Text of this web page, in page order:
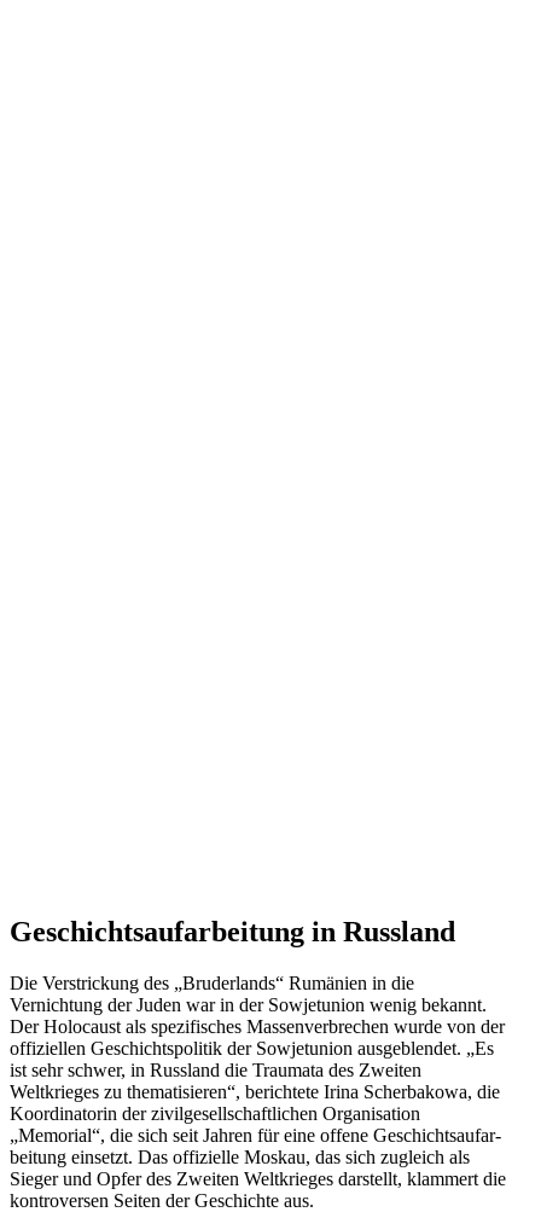
Geschichts­auf­ar­beitung in Russland
Die Verstri­ckung des „Bruder­lands“ Rumänien in die
Vernichtung der Juden war in der Sowjet­union wenig bekannt.
Der Holocaust als spezi­fi­sches Massen­ver­brechen wurde von der
offizi­ellen Geschichts­po­litik der Sowjet­union ausge­blendet. „Es
ist sehr schwer, in Russland die Traumata des Zweiten
Weltkrieges zu thema­ti­sieren“, berichtete Irina Scher­bakowa, die
Koordi­na­torin der zivil­ge­sell­schaft­lichen Organi­sation
„Memorial“, die sich seit Jahren für eine offene Geschichts­auf­ar­
beitung einsetzt. Das offizielle Moskau, das sich zugleich als
Sieger und Opfer des Zweiten Weltkrieges darstellt, klammert die
kontro­versen Seiten der Geschichte aus.